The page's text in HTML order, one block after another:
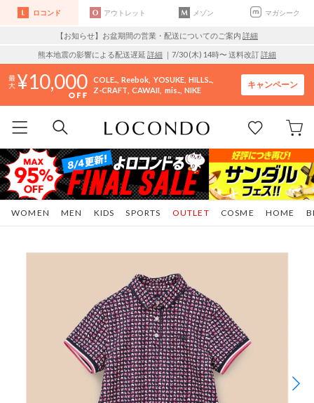
ロコンド アウトレット メゾン マガシーク
【お知らせ】お盆期間の営業・配送についてのご案内 詳細
熊本地震の影響による配送遅延 詳細 ｜7/30 (木) 14時〜 送料改訂詳細
10,000 COLE.. Reebok YOSUKE HILLS..
Z-CRAFT CAWAII mis.. NIKE
キャンペーン
WOMEN MEN KIDS SPORTS COSME HOME
OUTLET